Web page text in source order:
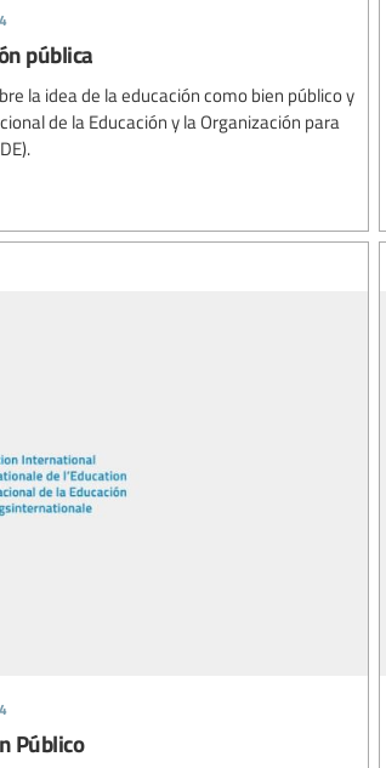
pública
la idea de la educación como bien público y
de la Educación y la Organización para
Público